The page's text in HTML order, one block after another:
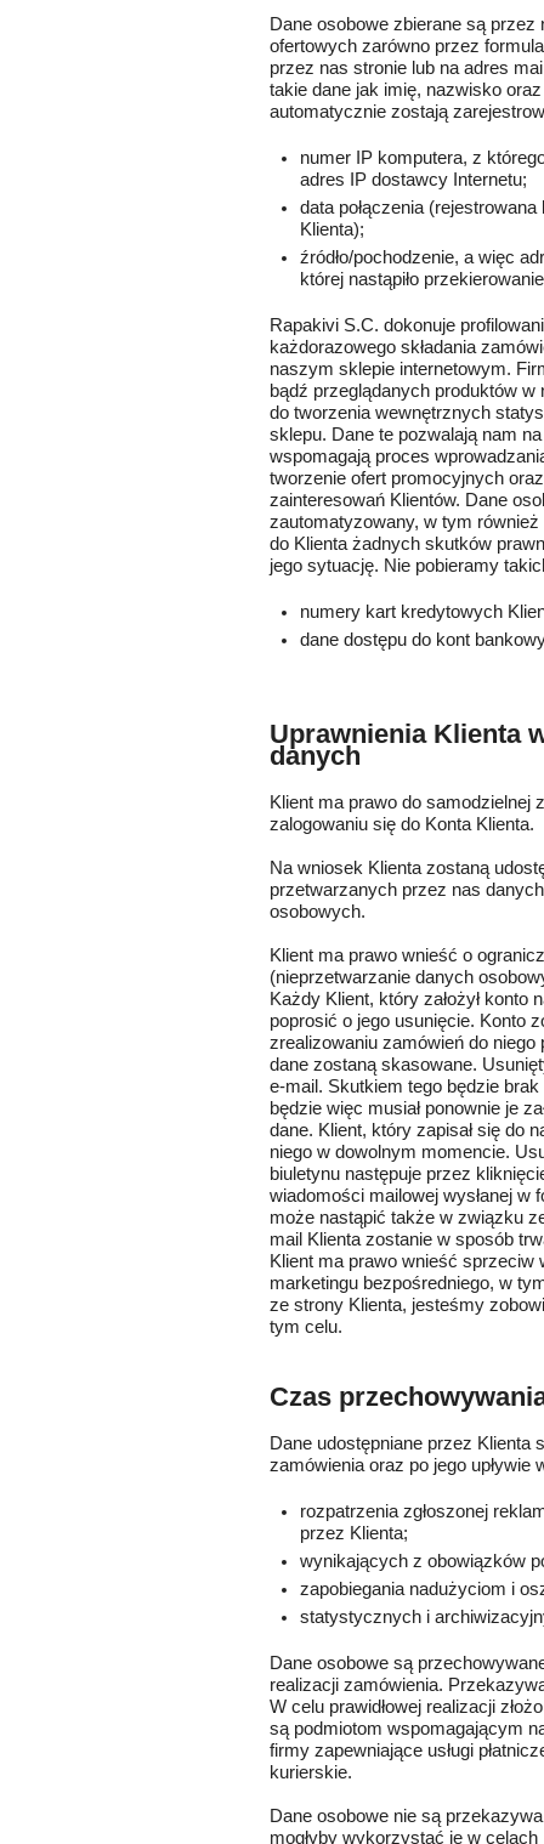
Dane osobowe zbierane są
ofertowych zarówno przez
przez nas stronie lub na adres
takie dane jak imię, nazwisko
automatycznie zostają
numer IP komputera, z
adres IP dostawcy Internetu;
data połączenia
Klienta);
źródło/pochodzenie, a więc
której nastąpiło
Rapakivi S.C. dokonuje
każdorazowego składania
naszym sklepie internetowym.
bądź przeglądanych produktów
do tworzenia wewnętrznych
sklepu. Dane te pozwalają nam
wspomagają proces
tworzenie ofert promocyjnych
zainteresowań Klientów. Dane
zautomatyzowany, w tym
do Klienta żadnych skutków
jego sytuację. Nie pobieramy
numery kart kredytowych
dane dostępu do kont
Uprawnienia Klienta
danych
Klient ma prawo do samodzielnej
zalogowaniu się do Konta Klienta.
Na wniosek Klienta zostaną
przetwarzanych przez nas
osobowych.
Klient ma prawo wnieść o
(nieprzetwarzanie danych
Każdy Klient, który założył
poprosić o jego usunięcie. Konto
zrealizowaniu zamówień do
dane zostaną skasowane.
e-mail. Skutkiem tego będzie
będzie więc musiał ponownie je
dane. Klient, który zapisał się do
niego w dowolnym momencie.
biuletynu następuje przez
wiadomości mailowej wysłanej w
może nastąpić także w związku
mail Klienta zostanie w sposób
Klient ma prawo wnieść
marketingu bezpośredniego, w
ze strony Klienta, jesteśmy
tym celu.
Czas
Dane udostępniane przez
zamówienia oraz po jego upływie
rozpatrzenia zgłoszonej
przez Klienta;
wynikających z obowiązków
zapobiegania nadużyciom i
statystycznych i
Dane osobowe są
realizacji zamówienia.
W celu prawidłowej realizacji
są podmiotom wspomagającym
firmy zapewniające usługi
kurierskie.
Dane osobowe nie są
mogłyby wykorzystać je w